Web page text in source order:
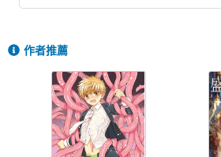
作者推薦